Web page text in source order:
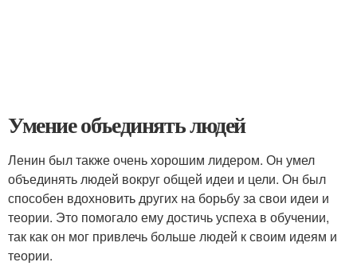
Умение объединять людей
Ленин был также очень хорошим лидером. Он умел
объединять людей вокруг общей идеи и цели. Он был
способен вдохновить других на борьбу за свои идеи и
теории. Это помогало ему достичь успеха в обучении,
так как он мог привлечь больше людей к своим идеям и
теории.